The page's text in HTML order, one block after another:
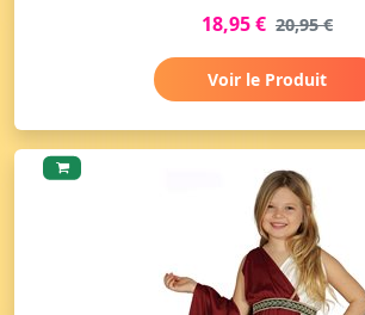
18,95 € 20,95 €
Voir le Produit